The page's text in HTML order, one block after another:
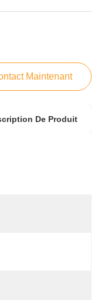
Maintenant
De Produit